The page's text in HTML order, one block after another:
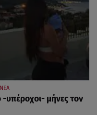
υπέροχοι- μήνες τον